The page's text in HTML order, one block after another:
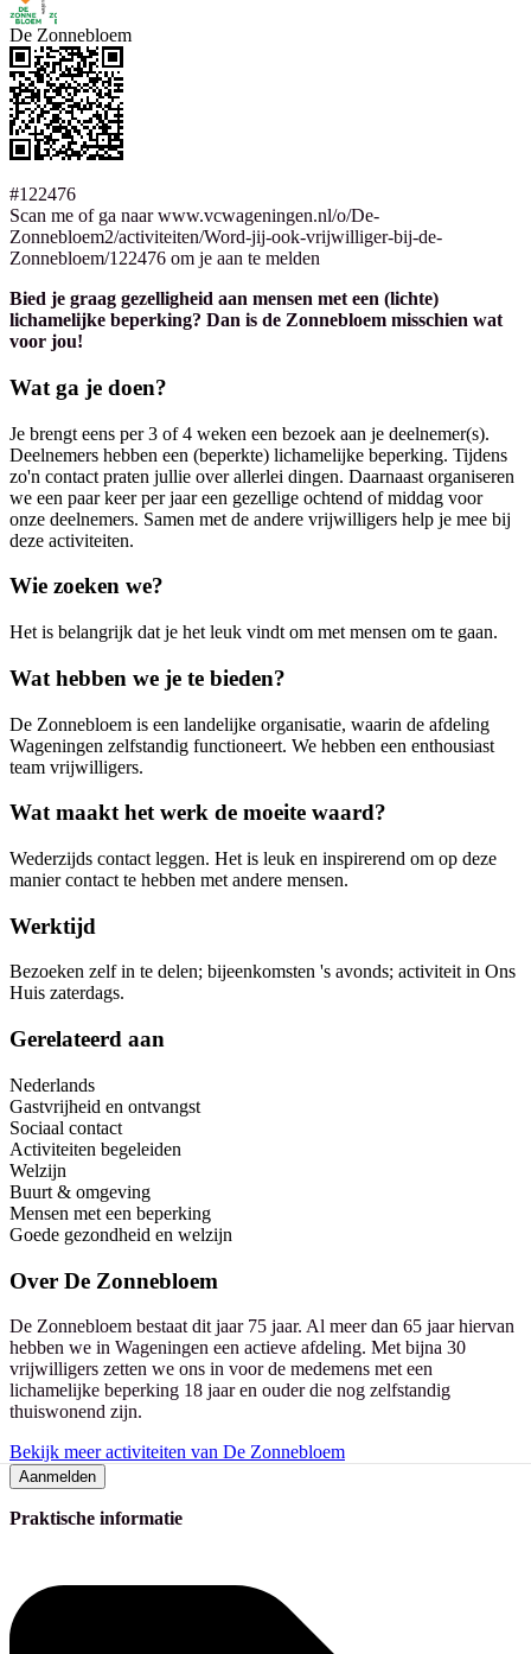
De Zonnebloem
#122476
Scan me of ga naar www.vcwageningen.nl/o/De-
Zonnebloem2/activiteiten/Word-jij-ook-vrijwilliger-bij-de-
Zonnebloem/122476 om je aan te melden
Bied je graag gezelligheid aan mensen met een (lichte)
lichamelijke beperking? Dan is de Zonnebloem misschien wat
voor jou!
Wat ga je doen?
Je brengt eens per 3 of 4 weken een bezoek aan je deelnemer(s).
Deelnemers hebben een (beperkte) lichamelijke beperking. Tijdens
zo'n contact praten jullie over allerlei dingen. Daarnaast organiseren
we een paar keer per jaar een gezellige ochtend of middag voor
onze deelnemers. Samen met de andere vrijwilligers help je mee bij
deze activiteiten.
Wie zoeken we?
Het is belangrijk dat je het leuk vindt om met mensen om te gaan.
Wat hebben we je te bieden?
De Zonnebloem is een landelijke organisatie, waarin de afdeling
Wageningen zelfstandig functioneert. We hebben een enthousiast
team vrijwilligers.
Wat maakt het werk de moeite waard?
Wederzijds contact leggen. Het is leuk en inspirerend om op deze
manier contact te hebben met andere mensen.
Werktijd
Bezoeken zelf in te delen; bijeenkomsten 's avonds; activiteit in Ons
Huis zaterdags.
Gerelateerd aan
Nederlands
Gastvrijheid en ontvangst
Sociaal contact
Activiteiten begeleiden
Welzijn
Buurt & omgeving
Mensen met een beperking
Goede gezondheid en welzijn
Over De Zonnebloem
De Zonnebloem bestaat dit jaar 75 jaar. Al meer dan 65 jaar hiervan
hebben we in Wageningen een actieve afdeling. Met bijna 30
vrijwilligers zetten we ons in voor de medemens met een
lichamelijke beperking 18 jaar en ouder die nog zelfstandig
thuiswonend zijn.
Bekijk meer activiteiten van De Zonnebloem
Aanmelden
Praktische informatie